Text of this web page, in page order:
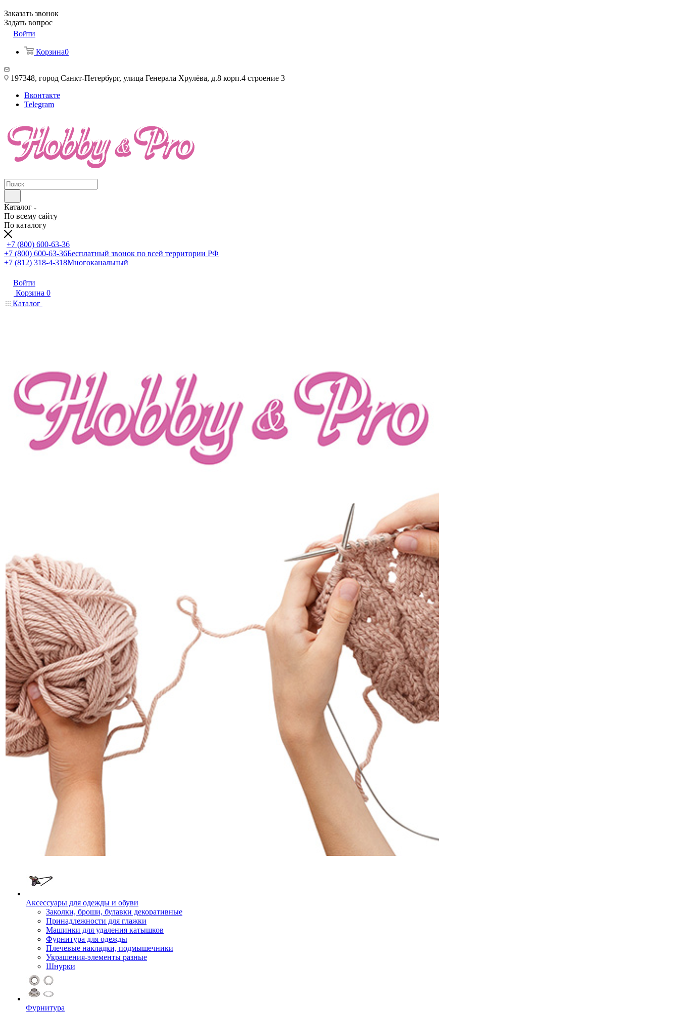
Заказать звонок
Задать вопрос
Войти
Корзина0
197348, город Санкт-Петербург, улица Генерала Хрулёва, д.8 корп.4 строение 3
Вконтакте
Telegram
Каталог
По всему сайту
По каталогу
+7 (800) 600-63-36
+7 (800) 600-63-36Бесплатный звонок по всей территории РФ
+7 (812) 318-4-318Многоканальный
Войти
Корзина 0
Каталог
Аксессуары для одежды и обуви
Заколки, броши, булавки декоративные
Принадлежности для глажки
Машинки для удаления катышков
Фурнитура для одежды
Плечевые накладки, подмышечники
Украшения-элементы разные
Шнурки
Фурнитура